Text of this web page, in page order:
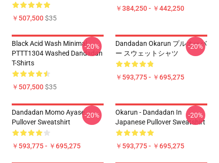
￥507,500$35
￥384,250 - ￥442,250
Black Acid Wash Minimal
PTTT1304 Washed Dandadan
T-Shirts
￥507,500$35
-20%
Dandadan Okarun プルオーバ
ー スウェットシャツ
￥593,775 - ￥695,275
-20%
Dandadan Momo Ayase
Pullover Sweatshirt
￥593,775 - ￥695,275
-20%
Okarun - Dandadan In
Japanese Pullover Sweatshirt
￥593,775 - ￥695,275
-20%